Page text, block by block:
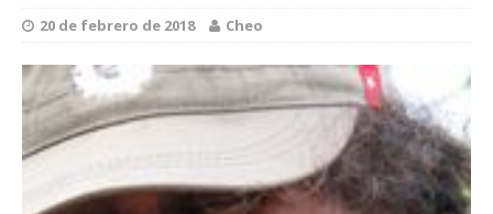
20 de febrero de 2018 Cheo